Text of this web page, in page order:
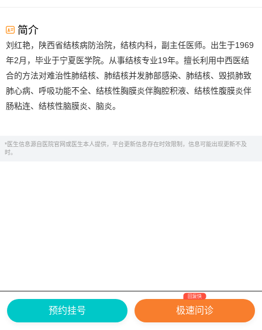
简介
刘红艳，陕西省结核病防治院，结核内科，副主任医师。出生于1969
年2月，毕业于宁夏医学院。从事结核专业19年。擅长利用中西医结
合的方法对难治性肺结核、肺结核并发肺部感染、肺结核、毁损肺致
肺心病、呼吸功能不全、结核性胸膜炎伴胸腔积液、结核性腹膜炎伴
肠粘连、结核性脑膜炎、脑炎。
*医生信息源自医院官网或医生本人提供，平台更新信息存在时效限制，信息可能出现更新不及
时。
网上有害信息举报专区
关于我们
Copyright ©
2026 中华康网 版权所有
预约挂号 极速问诊
回复快